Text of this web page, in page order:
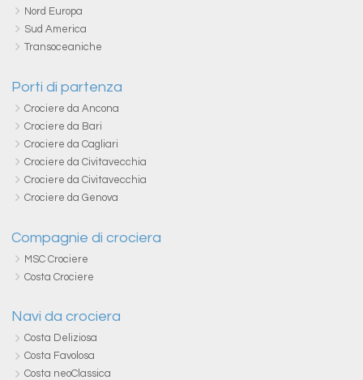
Nord Europa
Sud America
Transoceaniche
Porti di partenza
Crociere da Ancona
Crociere da Bari
Crociere da Cagliari
Crociere da Civitavecchia
Crociere da Civitavecchia
Crociere da Genova
Compagnie di crociera
MSC Crociere
Costa Crociere
Navi da crociera
Costa Deliziosa
Costa Favolosa
Costa neoClassica